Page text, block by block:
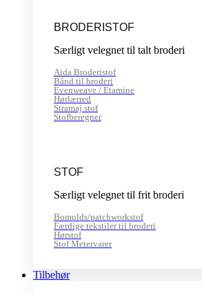
BRODERISTOF
Særligt velegnet til talt broderi
Aida Broderistof
Bånd til broderi
Evenweave / Etamine
Hørlærred
Stramaj stof
Stofberegner
STOF
Særligt velegnet til frit broderi
Bomulds/patchworkstof
Færdige tekstiler til broderi
Hørstof
Stof Metervarer
Tilbehør